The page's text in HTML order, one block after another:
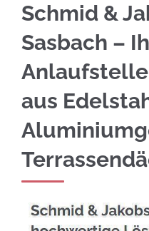
Schmid &
Sasbach –
aus